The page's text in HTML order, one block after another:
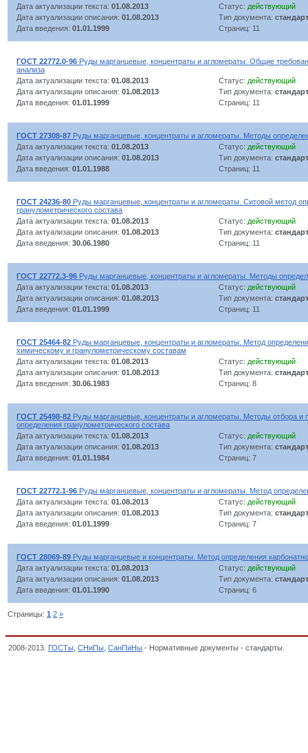
Дата актуализации текста: 01.08.2013 Статус: действующий
Дата актуализации описания: 01.08.2013 Тип документа: стандарт
Дата введения: 01.01.1999 Страниц: 11
ГОСТ 22772.0-96 Руды марганцевые, концентраты и агломераты. Общие
анализа
Дата актуализации текста: 01.08.2013 Статус: действующий
Дата актуализации описания: 01.08.2013 Тип документа: стандарт
Дата введения: 01.01.1999 Страниц: 11
ГОСТ 27308-87 Руды марганцевые, концентраты и агломераты. Методы
Дата актуализации текста: 01.08.2013 Статус: действующий
Дата актуализации описания: 01.08.2013 Тип документа: стандарт
Дата введения: 01.01.1988 Страниц: 11
ГОСТ 24236-80 Руды марганцевые, концентраты и агломераты. Ситовой метод
гранулометрического состава
Дата актуализации текста: 01.08.2013 Статус: действующий
Дата актуализации описания: 01.08.2013 Тип документа: стандарт
Дата введения: 30.06.1980 Страниц: 11
ГОСТ 22772.3-96 Руды марганцевые, концентраты и агломераты. Методы
Дата актуализации текста: 01.08.2013 Статус: действующий
Дата актуализации описания: 01.08.2013 Тип документа: стандарт
Дата введения: 01.01.1999 Страниц: 11
ГОСТ 25464-82 Руды марганцевые, концентраты и агломераты. Метод
химическому и гранулометрическому составам
Дата актуализации текста: 01.08.2013 Статус: действующий
Дата актуализации описания: 01.08.2013 Тип документа: стандарт
Дата введения: 30.06.1983 Страниц: 8
ГОСТ 25498-82 Руды марганцевые, концентраты и агломераты. Методы отбора и
определения гранулометрического состава
Дата актуализации текста: 01.08.2013 Статус: действующий
Дата актуализации описания: 01.08.2013 Тип документа: стандарт
Дата введения: 01.01.1984 Страниц: 7
ГОСТ 22772.1-96 Руды марганцевые, концентраты и агломераты. Метод
Дата актуализации текста: 01.08.2013 Статус: действующий
Дата актуализации описания: 01.08.2013 Тип документа: стандарт
Дата введения: 01.01.1999 Страниц: 7
ГОСТ 28069-89 Руды марганцевые и концентраты. Метод определения
Дата актуализации текста: 01.08.2013 Статус: действующий
Дата актуализации описания: 01.08.2013 Тип документа: стандарт
Дата введения: 01.01.1990 Страниц: 6
Страницы: 1 2 »
2008-2013. ГОСТы СНиПы СанПиНы - Нормативные документы - стандарты.